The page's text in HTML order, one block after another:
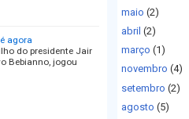
agora
do presidente Jair
Bebianno, jogou
maio (2)
abril (2)
março (1)
novembro (4)
setembro (2)
agosto (5)